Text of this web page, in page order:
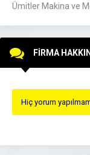
Ümitler Makina ve
FİRMA
Hiç yorum